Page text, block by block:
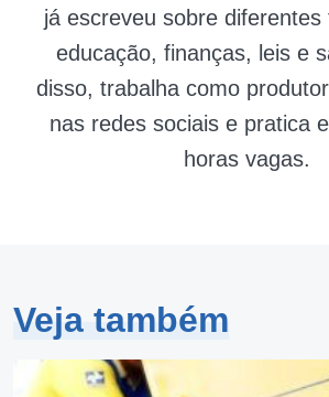
já escreveu sobre
educação, finanças, leis e
disso, trabalha como
nas redes sociais e pratica
horas vagas.
Veja também